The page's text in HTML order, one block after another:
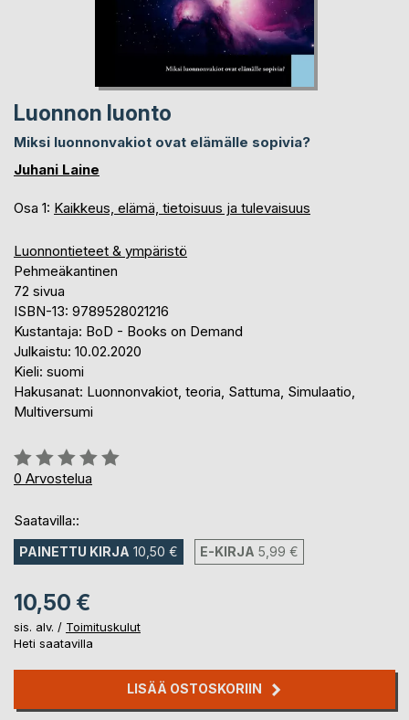
Luonnon luonto
Miksi luonnonvakiot ovat elämälle sopivia?
Juhani Laine
Osa 1: Kaikkeus, elämä, tietoisuus ja tulevaisuus
Luonnontieteet & ympäristö
Pehmeäkantinen
72 sivua
ISBN-13: 9789528021216
Kustantaja: BoD - Books on Demand
Julkaistu: 10.02.2020
Kieli: suomi
Hakusanat: Luonnonvakiot, teoria, Sattuma, Simulaatio,
Multiversumi
Arvostelu::
0%
0 Arvostelua
Saatavilla::
PAINETTU KIRJA 10,50 € E-KIRJA 5,99 €
10,50 €
sis. alv. / Toimituskulut
Heti saatavilla
LISÄÄ OSTOSKORIIN